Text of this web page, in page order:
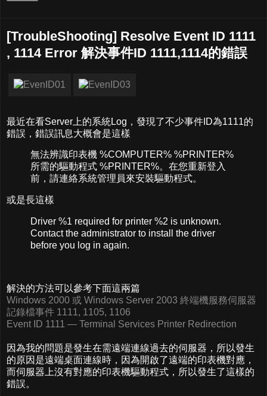
[TroubleShooting] Resolve Event ID 1111
, 1114 Error 解決事件ID 1111,1114的錯誤
最近在看Server上的系統Log，發現了不少事件ID為1111的
錯誤，錯誤訊息大概會是這樣
無法辨識印表機 %COMPUTER% %PRINTER%
所需的驅動程式 %PRINTER%。在您重新登入
前，請連絡系統管理員來安裝驅動程式。
或是長這樣
Driver %1 required for printer %2 is unknown.
Contact the administrator to install the driver
before you log in again.
解決的方法可以參考下面這兩篇
Windows 2000 或 Windows Server 2003 終端機服務伺服器
記錄檔事件 1111, 1105, 1106
Event ID 1111 — Terminal Services Printer Redirection
因為我的問題是發生在需遠端連線過去的伺服器，所以發生
的原因是遠端桌面連線時，因為開啟了遠端的印表機對應，
而伺服器上沒有對應的印表機驅動程式，所以發生了這樣的
錯誤。